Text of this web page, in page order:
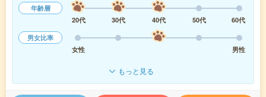
年齢層
20代
30代 40代 50代
60代
男女比率
女性
男性
もっと見る